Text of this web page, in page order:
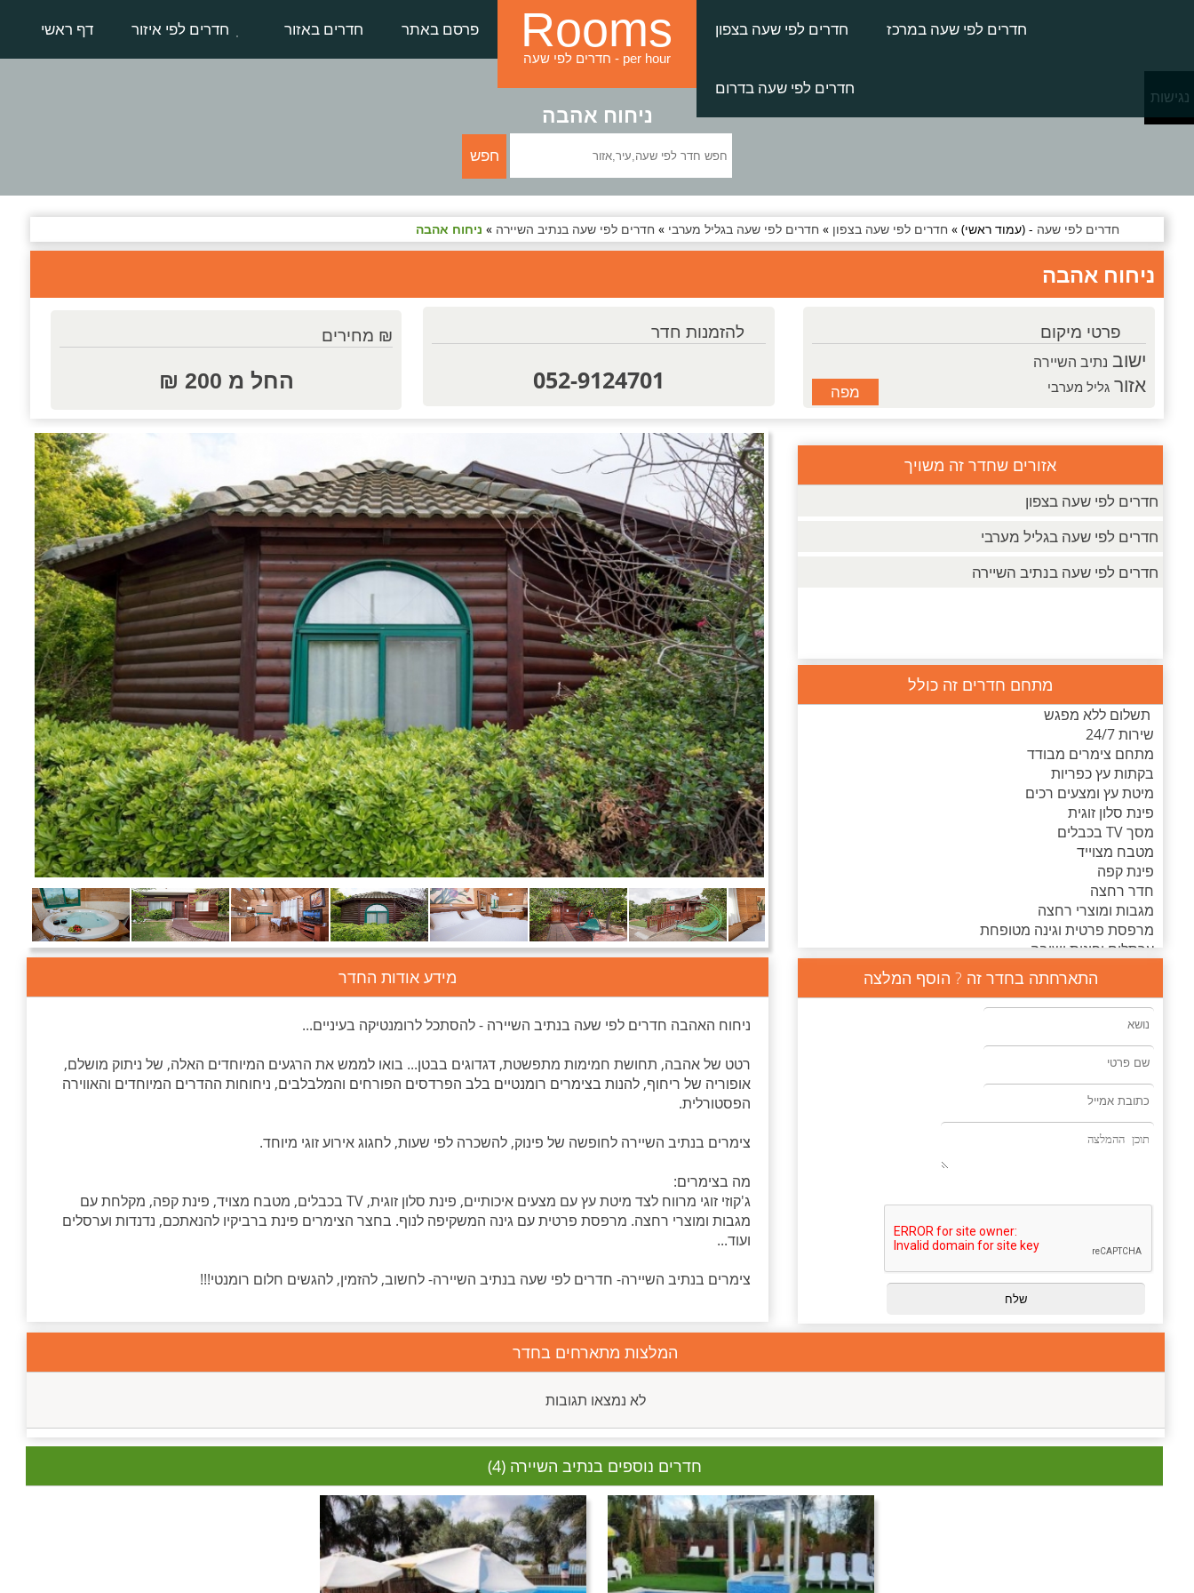
דף ראשי חדרים לפי איזור חדרים באזור פרסם באתר Rooms
חדרים לפי שעה - per hour
חדרים לפי שעה בצפון חדרים לפי שעה במרכז
חדרים לפי שעה בדרום
ניחוח אהבה
חדרים לפי שעה - (עמוד ראשי) » חדרים לפי שעה בצפון » חדרים לפי שעה בגליל מערבי » חדרים לפי שעה בנתיב השיירה » ניחוח אהבה
ניחוח אהבה
פרטי מיקום
ישוב נתיב השיירה
אזורגליל מערבי מפה
להזמנות חדר
052-9124701
₪ מחירים
החל מ 200 ₪
אזורים שחדר זה משויך
חדרים לפי שעה בצפון
חדרים לפי שעה בגליל מערבי
חדרים לפי שעה בנתיב השיירה
מתחם חדרים זה כולל
תשלום ללא מפגש
שירות 24/7
מתחם צימרים מבודד
בקתות עץ כפריות
מיטת עץ ומצעים רכים
פינת סלון זוגית
מסך TV בכבלים
מטבח מצוייד
פינת קפה
חדר רחצה
מגבות ומוצרי רחצה
מרפסת פרטית וגינה מטופחת
ערסלים ופינות ישיבה
מידע אודות החדר
ניחוח האהבה חדרים לפי שעה בנתיב השיירה - להסתכל לרומנטיקה בעיניים...
רטט של אהבה, תחושת חמימות מתפשטת, דגדוגים בבטן... בואו לממש את הרגעים המיוחדים האלה, של ניתוק מושלם,
אופוריה של ריחוף, להנות בצימרים רומנטיים בלב הפרדסים הפורחים והמלבלבים, ניחוחות ההדרים המיוחדים והאווירה
הפסטורלית.
צימרים בנתיב השיירה לחופשה של פינוק, להשכרה לפי שעות, לחגוג אירוע זוגי מיוחד.
מה בצימרים:
ג'קוזי זוגי מרווח לצד מיטת עץ עם מצעים איכותיים, פינת סלון זוגית, TV בכבלים, מטבח מצויד, פינת קפה, מקלחת עם
מגבות ומוצרי רחצה. מרפסת פרטית עם גינה המשקיפה לנוף. בחצר הצימרים פינת ברביקיו להנאתכם, נדנדות וערסלים
ועוד...
צימרים בנתיב השיירה- חדרים לפי שעה בנתיב השיירה- לחשוב, להזמין, להגשים חלום רומנטי!!!
התארחתה בחדר זה ? הוסף המלצה
המלצות מתארחים בחדר
לא נמצאו תגובות
חדרים נוספים בנתיב השיירה (4)
נגישות